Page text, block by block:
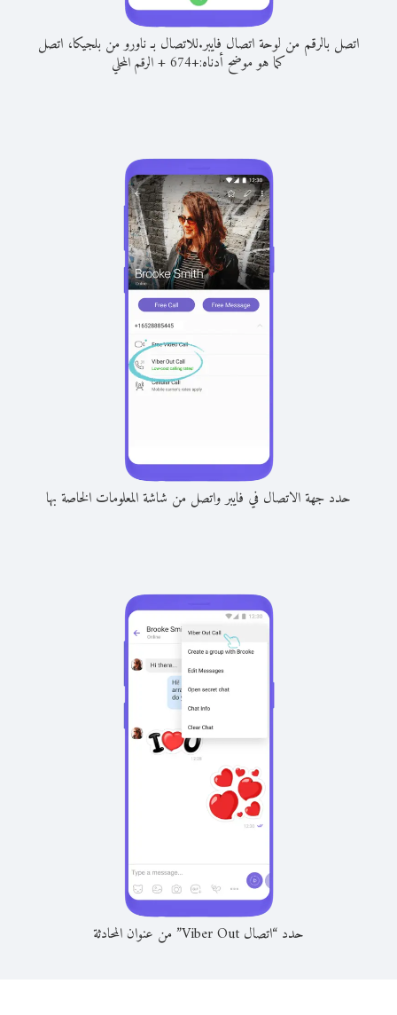
اتصل بالرقم من لوحة اتصال فايبر.للاتصال بـ ناورو من بلجيكا، اتصل
كما هو موضح أدناه:+
674
+الرقم المحلي
حدد جهة الاتصال في فايبر واتصل من شاشة المعلومات الخاصة بها
حدد “اتصال Viber Out” من عنوان المحادثة